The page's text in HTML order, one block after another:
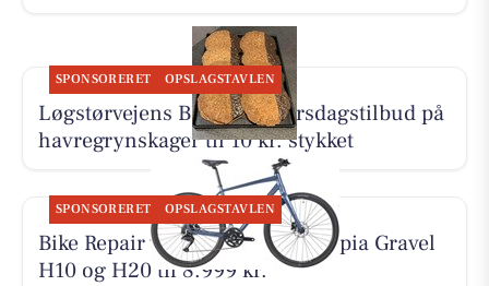
SPONSORERET OPSLAGSTAVLEN
Løgstørvejens Bageri har tirsdagstilbud på
havregrynskager til 10 kr. stykket
SPONSORERET OPSLAGSTAVLEN
Bike Repair viser den nye Principia Gravel
H10 og H20 til 8.999 kr.